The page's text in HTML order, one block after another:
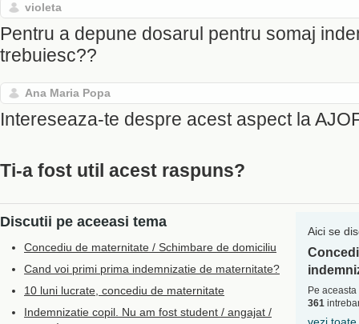
violeta
Pentru a depune dosarul pentru somaj
trebuiesc??
Ana Maria Popa
Intereseaza-te despre acest aspect la
Ti-a fost util acest raspuns?
Discutii pe aceeasi tema
Concediu de maternitate / Schimbare de domiciliu
Cand voi primi prima indemnizatie de maternitate?
10 luni lucrate, concediu de maternitate
Indemnizatie copil. Nu am fost student / angajat /
Aici se
Pe
361